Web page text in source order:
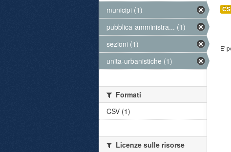
E'
municipi (1)
pubblica-amministra... (1)
sezioni (1)
unita-urbanistiche (1)
Formati
CSV (1)
Licenze sulle risorse